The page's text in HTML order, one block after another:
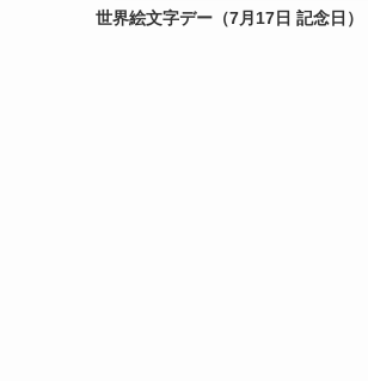
世界絵文字デー（7月17日 記念日）